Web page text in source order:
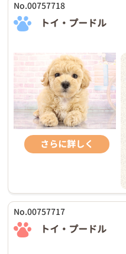
No.00757718
トイ・プードル
さらに詳しく
No.00757717
トイ・プードル